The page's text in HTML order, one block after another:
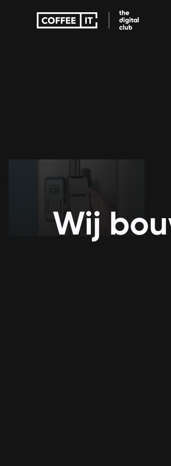
Educatie apps
Verbeter onderwijs met
plezier en betrokkenheid
Wij